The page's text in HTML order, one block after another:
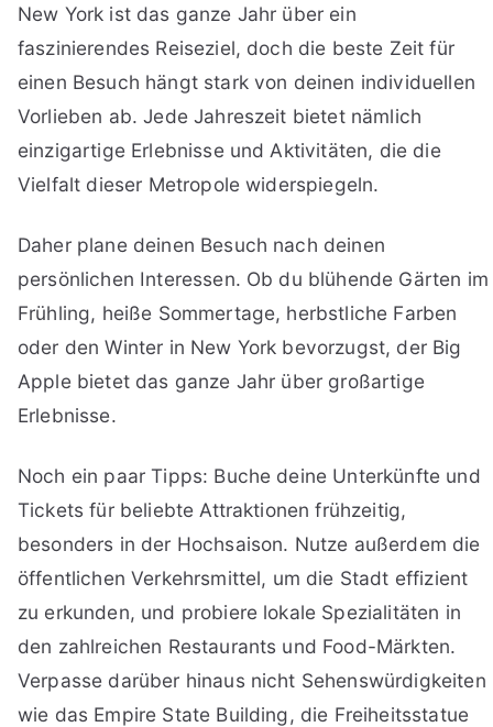
New York ist das ganze Jahr über ein
faszinierendes Reiseziel, doch die beste Zeit für
einen Besuch hängt stark von deinen individuellen
Vorlieben ab. Jede Jahreszeit bietet nämlich
einzigartige Erlebnisse und Aktivitäten, die die
Vielfalt dieser Metropole widerspiegeln.
Daher plane deinen Besuch nach deinen
persönlichen Interessen. Ob du blühende Gärten im
Frühling, heiße Sommertage, herbstliche Farben
oder den Winter in New York bevorzugst, der Big
Apple bietet das ganze Jahr über großartige
Erlebnisse.
Noch ein paar Tipps: Buche deine Unterkünfte und
Tickets für beliebte Attraktionen frühzeitig,
besonders in der Hochsaison. Nutze außerdem die
öffentlichen Verkehrsmittel, um die Stadt effizient
zu erkunden, und probiere lokale Spezialitäten in
den zahlreichen Restaurants und Food-Märkten.
Verpasse darüber hinaus nicht Sehenswürdigkeiten
wie das Empire State Building, die Freiheitsstatue